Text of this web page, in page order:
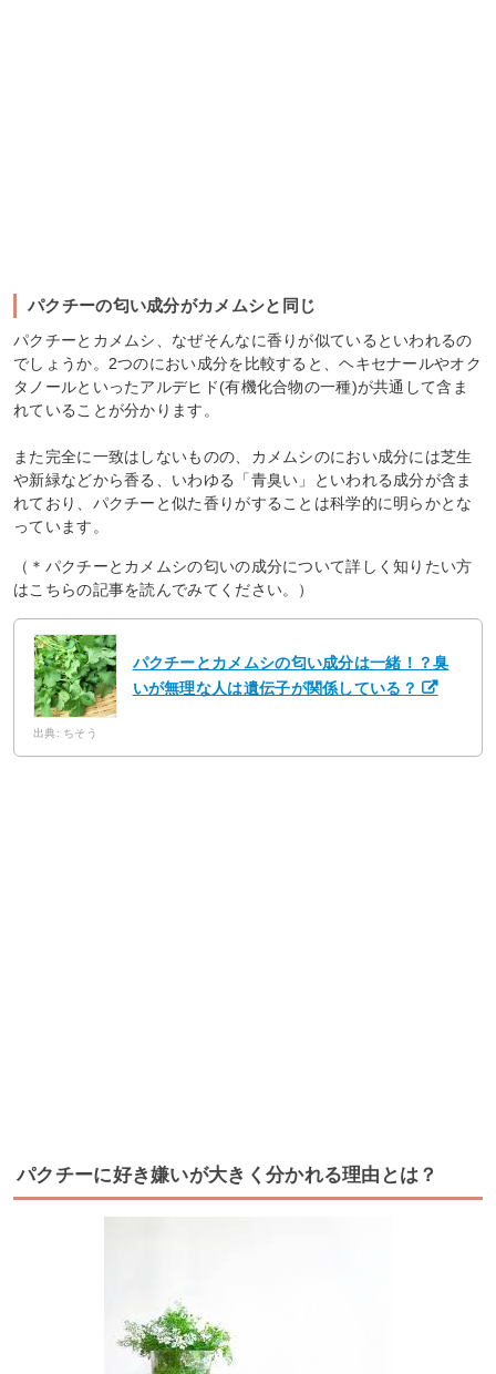
パクチーの匂い成分がカメムシと同じ
パクチーとカメムシ、なぜそんなに香りが似ているといわれるの
でしょうか。2つのにおい成分を比較すると、ヘキセナールやオク
タノールといったアルデヒド(有機化合物の一種)が共通して含ま
れていることが分かります。
また完全に一致はしないものの、カメムシのにおい成分には芝生
や新緑などから香る、いわゆる「青臭い」といわれる成分が含ま
れており、パクチーと似た香りがすることは科学的に明らかとな
っています。
（＊パクチーとカメムシの匂いの成分について詳しく知りたい方
はこちらの記事を読んでみてください。）
パクチーとカメムシの匂い成分は一緒！？臭
いが無理な人は遺伝子が関係している？
出典: ちそう
パクチーに好き嫌いが大きく分かれる理由とは？